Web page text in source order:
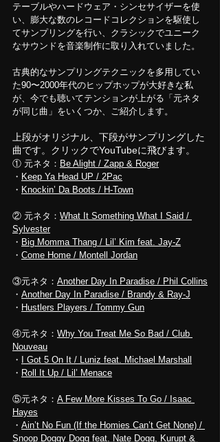
テーブルやハードウェア・シンセサイザーを使
い、膨大な数のレコードコレクションを駆使し
てサンプリングを行い、クラシックでユニーク
なサウンドを音楽制作に取り入れていました。
古典的なサンプリングテクニックを多用してい
た90〜2000年代のヒップホップが大好きな私
が、今でも聴いてテンションが上がる「元ネタ
が同じ曲」をいくつか、ご紹介します。
上段がオリジナル、下段がサンプリングした
曲です。クリックでYouTubeに飛びます。
① 元ネタ： Be Alight / Zapp & Roger
・ Keep Ya Head UP / 2Pac
・ Knockin’ Da Boots / H-Town
② 元ネタ： What It Something What I Said /
Sylvester
・ Big Momma Thang / Lil’ Kim feat. Jay-Z
・ Come Home / Montell Jordan
③元ネタ： Another Day In Paradise / Phil Collins
・ Another Day In Paradise / Brandy & Ray-J
・ Hustlers Players / Tommy Gun
④元ネタ： Why You Treat Me So Bad / Club
Nouveau
・
I Got 5 On It / Luniz feat. Michael Marshall
・ Roll It Up / Lil’ Menace
⑤元ネタ： A Few More Kisses To Go / Isaac
Hayes
・ Ain’t No Fun (If the Homies Can’t Get None) /
Snoop Doggy Dogg feat. Nate Dogg, Kurupt &